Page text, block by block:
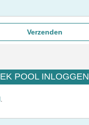
EK POOL INLOGGEN